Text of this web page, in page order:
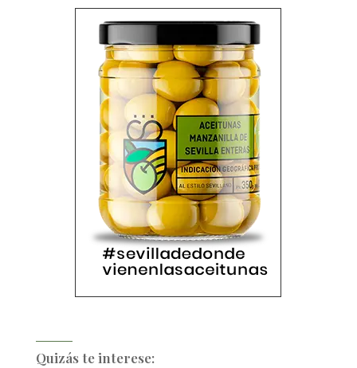
Quizás te interese: